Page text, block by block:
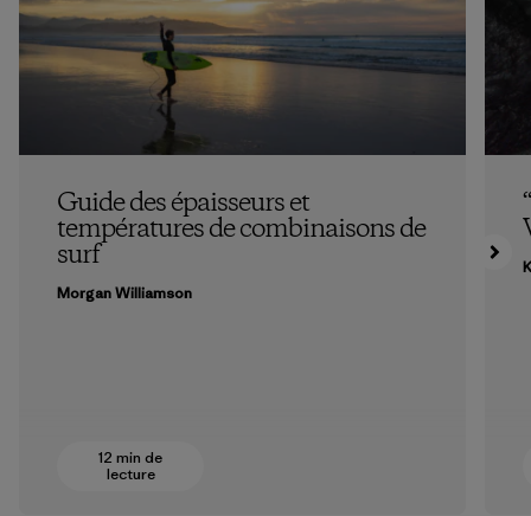
Guide des épaisseurs et
températures de combinaisons de
surf
Morgan Williamson
12 min de
lecture